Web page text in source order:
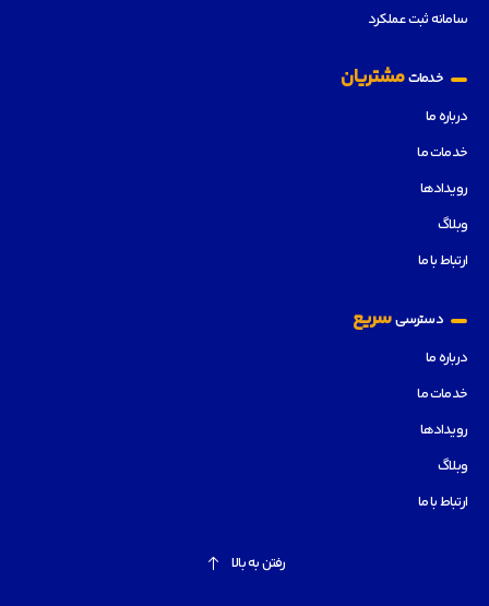
سامانه ثبت عملکرد
خدماتمشتریان
درباره ما
خدمات ما
رویدادها
وبلاگ
ارتباط با ما
دسترسیسریع
درباره ما
خدمات ما
رویدادها
وبلاگ
ارتباط با ما
رفتن به بالا